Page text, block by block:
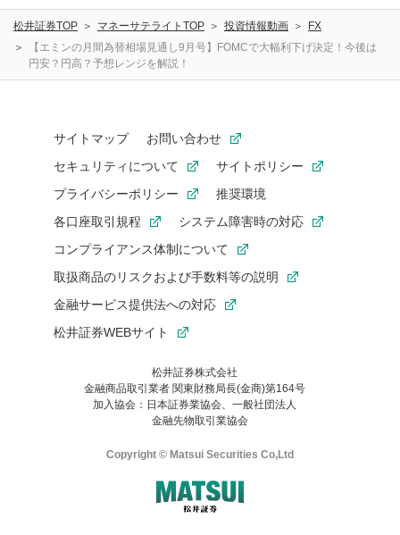
に関する著作者人格権を行使しないことに同意します。利
用者が投稿したコメントは、当社サービスの広告・宣伝、
利用促進の目的で、印刷物・WEBサイト・SNS等に掲載す
ることがあります。
松井証券TOP マネーサテライトTOP 投資情報動画
FX
【エミンの月間為替相場見通し9月号】FOMCで大幅利下げ決定！今後は
円安？円高？予想レンジを解説！
サイトマップ
お問い合わせ
セキュリティについて
サイトポリシー
プライバシーポリシー
推奨環境
各口座取引規程
システム障害時の対応
コンプライアンス体制について
取扱商品のリスクおよび手数料等の説明
金融サービス提供法への対応
松井証券WEBサイト
松井証券株式会社
金融商品取引業者 関東財務局長(金商)第164号
加入協会：日本証券業協会、一般社団法人
金融先物取引業協会
Copyright © Matsui Securities Co,Ltd
お気に入り機能は松井証券の会員限定の機能です。
お気に入り登録いただくと、後からいつでもお気に入りのコンテ
ンツを一覧でご確認いただけます。
ご利用いただくには口座開設が必要です。
はご利用の端末で一度ログインしてください。